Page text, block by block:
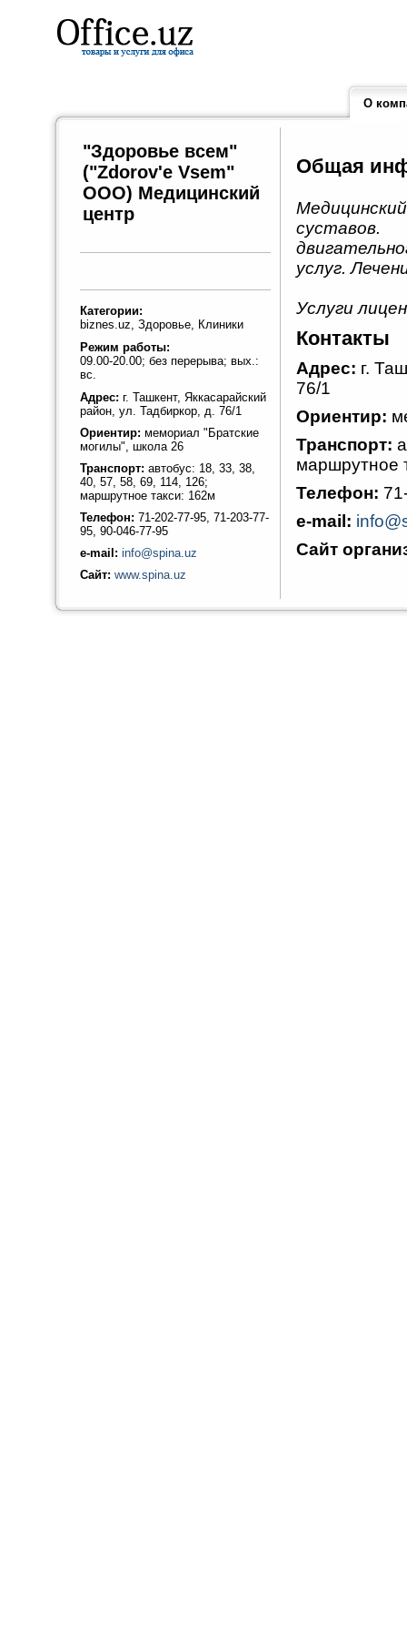
О
"Здоровье всем"
("Zdorov'e Vsem"
ООО) Медицинский
центр
Категории:
biznes.uz, Здоровье, Клиники
Режим работы:
09.00-20.00; без перерыва; вых.:
вс.
Адрес: г. Ташкент, Яккасарайский
район, ул. Тадбиркор, д. 76/1
Ориентир: мемориал "Братские
могилы", школа 26
Транспорт: автобус: 18, 33, 38,
40, 57, 58, 69, 114, 126;
маршрутное такси: 162м
Телефон: 71-202-77-95, 71-203-77-
95, 90-046-77-95
e-mail: info@spina.uz
Сайт: www.spina.uz
Общая
услуг.
Услуги
Контакты
Адрес: г.
76/1
Ориентир:
Транспорт:
маршрутное
Телефон:
e-mail:
Сайт